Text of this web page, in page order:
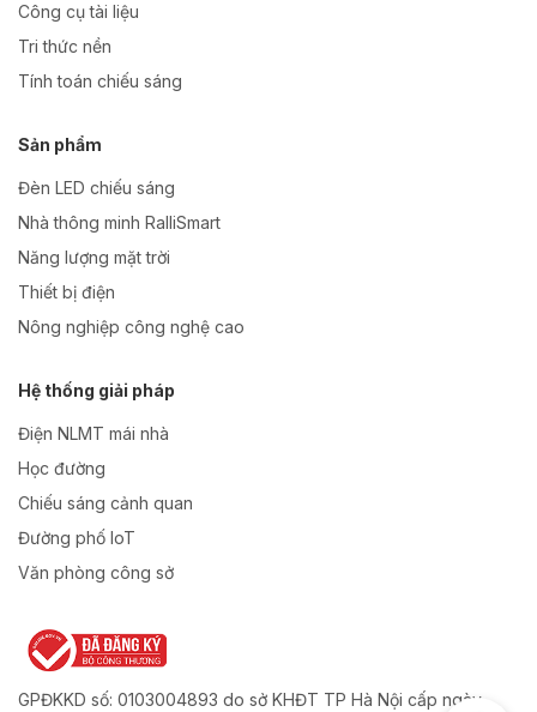
Công cụ tài liệu
Tri thức nền
Tính toán chiếu sáng
Sản phẩm
Đèn LED chiếu sáng
Nhà thông minh RalliSmart
Năng lượng mặt trời
Thiết bị điện
Nông nghiệp công nghệ cao
Hệ thống giải pháp
Điện NLMT mái nhà
Học đường
Chiếu sáng cảnh quan
Đường phố IoT
Văn phòng công sở
GPĐKKD số: 0103004893 do sở KHĐT TP Hà Nội cấp ngày